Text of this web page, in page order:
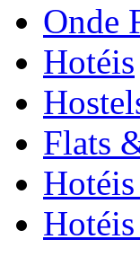
Onde
Hotéis
Flats